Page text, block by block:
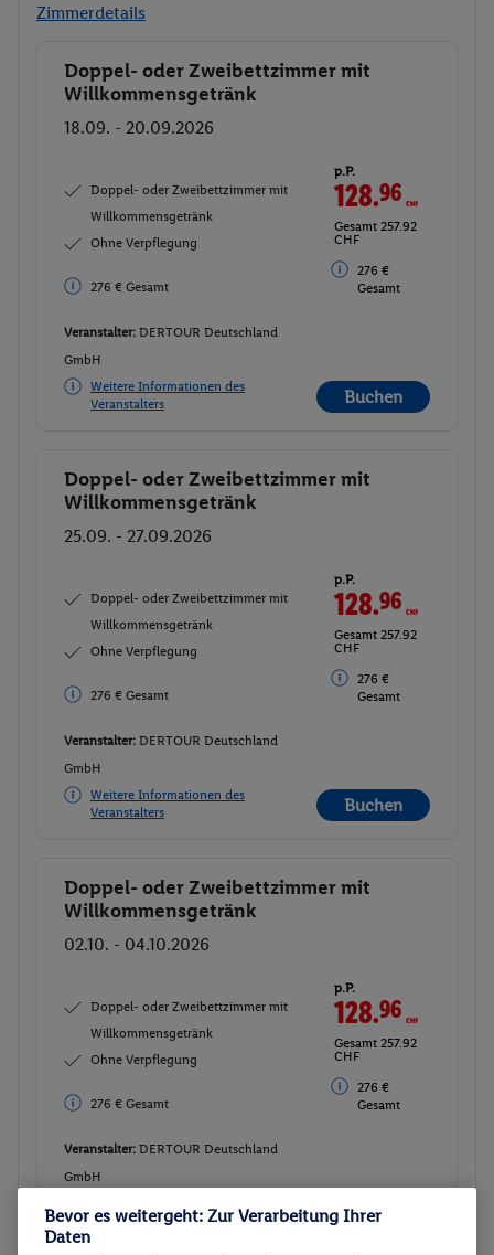
Zimmerdetails
Buchen
Doppel- oder Zweibettzimmer mit
Willkommensgetränk
18.09. - 20.09.2026
Doppel- oder Zweibettzimmer mit
Willkommensgetränk
Ohne Verpflegung
276 € Gesamt
p.P.
128.96CHF
Gesamt 257.92
CHF
276 €
Gesamt
Veranstalter: DERTOUR Deutschland
GmbH
Weitere Informationen des
Veranstalters
Buchen
Buchen
Doppel- oder Zweibettzimmer mit
Willkommensgetränk
25.09. - 27.09.2026
Doppel- oder Zweibettzimmer mit
Willkommensgetränk
Ohne Verpflegung
276 € Gesamt
p.P.
128.96CHF
Gesamt 257.92
CHF
276 €
Gesamt
Veranstalter: DERTOUR Deutschland
GmbH
Weitere Informationen des
Veranstalters
Buchen
Buchen
Doppel- oder Zweibettzimmer mit
Willkommensgetränk
02.10. - 04.10.2026
Doppel- oder Zweibettzimmer mit
Willkommensgetränk
Ohne Verpflegung
276 € Gesamt
p.P.
128.96CHF
Gesamt 257.92
CHF
276 €
Gesamt
Veranstalter: DERTOUR Deutschland
GmbH
Veranstalters
Buchen
Bevor es weitergeht: Zur Verarbeitung Ihrer
Daten